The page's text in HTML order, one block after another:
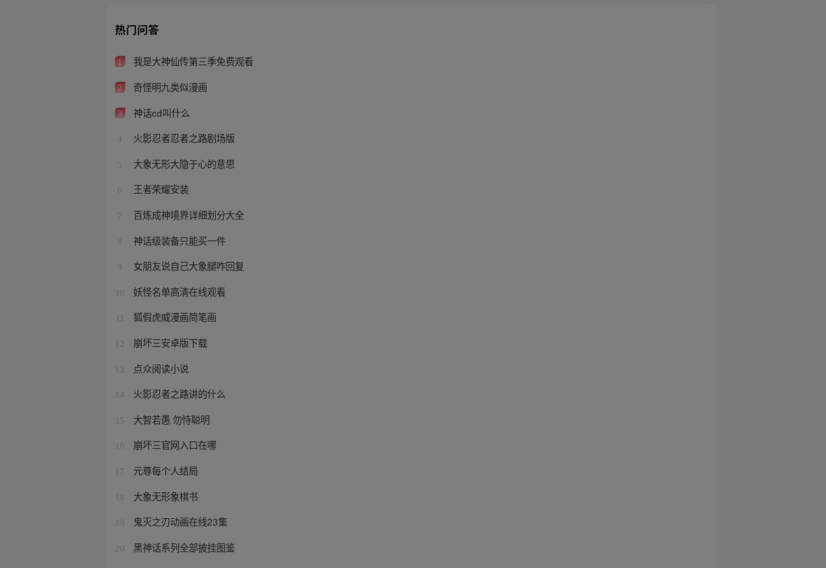
热门问答
1 我是大神仙传第三季免费观看
2 奇怪明九类似漫画
3 神话cd叫什么
4 火影忍者忍者之路剧场版
5 大象无形大隐于心的意思
6 王者荣耀安装
7 百炼成神境界详细划分大全
8 神话级装备只能买一件
9 女朋友说自己大象腿咋回复
10 妖怪名单高清在线观看
狐假虎威漫画简笔画
12 崩坏三安卓版下载
13 点众阅读小说
14 火影忍者之路讲的什么
15 大智若愚 勿恃聪明
16 崩坏三官网入口在哪
17 元尊每个人结局
18 大象无形象棋书
19 鬼灭之刃动画在线23集
20 黑神话系列全部披挂图鉴